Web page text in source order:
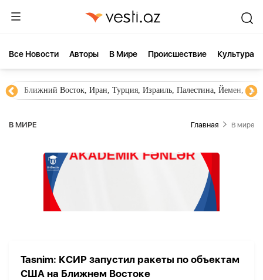
Все Новости Aвторы В Мире Происшествие Культура
Ближний Восток, Иран, Турция, Израиль, Палестина, Йемен,
В МИРЕ Главная В мире
Tasnim: КСИР запустил ракеты по объектам
США на Ближнем Востоке